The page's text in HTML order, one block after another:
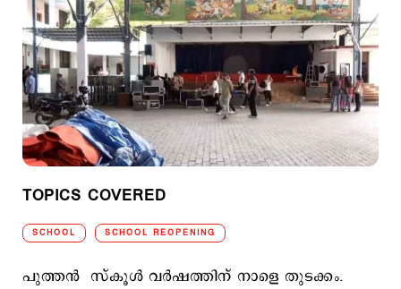
TOPICS COVERED
SCHOOL SCHOOL REOPENING
പുത്തന്‍ സ്കൂള്‍ വര്‍ഷത്തിന് നാളെ തുടക്കം.